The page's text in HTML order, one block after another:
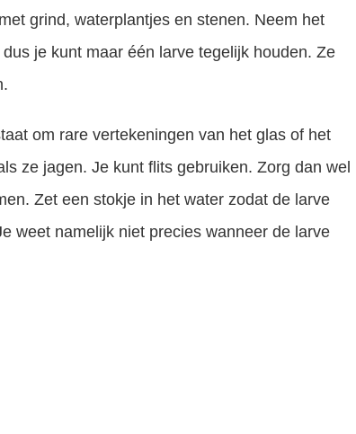
grind, waterplantjes en stenen. Neem het
je kunt maar één larve tegelijk houden. Ze
om rare vertekeningen van het glas of het
ze jagen. Je kunt flits gebruiken. Zorg dan wel
Zet een stokje in het water zodat de larve
weet namelijk niet precies wanneer de larve